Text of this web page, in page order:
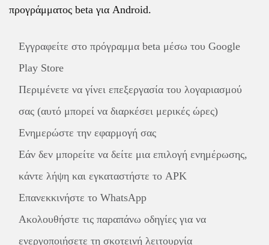
προγράμματος beta για Android.
Εγγραφείτε στο πρόγραμμα beta μέσω του Google
Play Store
Περιμένετε να γίνει επεξεργασία του λογαριασμού
σας (αυτό μπορεί να διαρκέσει μερικές ώρες)
Ενημερώστε την εφαρμογή σας
Εάν δεν μπορείτε να δείτε μια επιλογή ενημέρωσης,
κάντε λήψη και εγκαταστήστε το APK
Επανεκκινήστε το WhatsApp
Ακολουθήστε τις παραπάνω οδηγίες για να
ενεργοποιήσετε τη σκοτεινή λειτουργία